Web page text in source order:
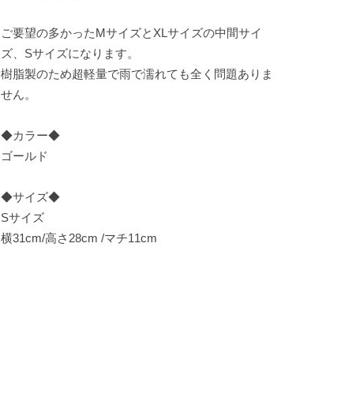
ご要望の多かったMサイズとXLサイズの中間サイ
ズ、Sサイズになります。
樹脂製のため超軽量で雨で濡れても全く問題ありま
せん。
◆カラー◆
ゴールド
◆サイズ◆
Sサイズ
横31cm/高さ28cm /マチ11cm